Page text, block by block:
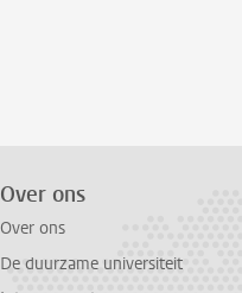
Over ons
Over ons
De duurzame universiteit